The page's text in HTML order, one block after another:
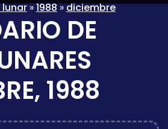
»1988»diciembre
DE
1988